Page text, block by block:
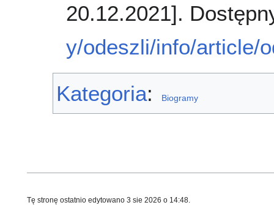
20.12.2021].
y/odeszli/info/article/
Kategoria: Biogramy
Tę stronę ostatnio edytowano 3 sie 2026 o 14:48.